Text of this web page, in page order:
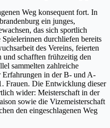
Weg konsequent fort. In
ein junges,
das sich sportlich
durchliefen bereits
des Vereins, feierten
schafften frühzeitig den
sammelten zahlreiche
Erfahrungen in der B- und A-
Frauen. Die Entwicklung dieser
wider: Meisterschaft in der
sowie die Vizemeisterschaft
den eingeschlagenen Weg